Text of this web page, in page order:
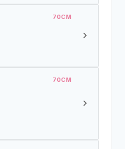
70CM
chevron_right
70CM
chevron_right